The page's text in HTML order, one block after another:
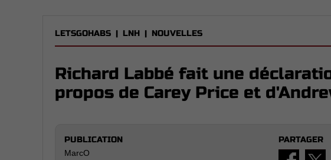
LETSGOHABS | LNH | NOUVELLES
Richard Labbé fait une
propos de Carey Price et
PUBLICATION
MarcO
PARTAGER